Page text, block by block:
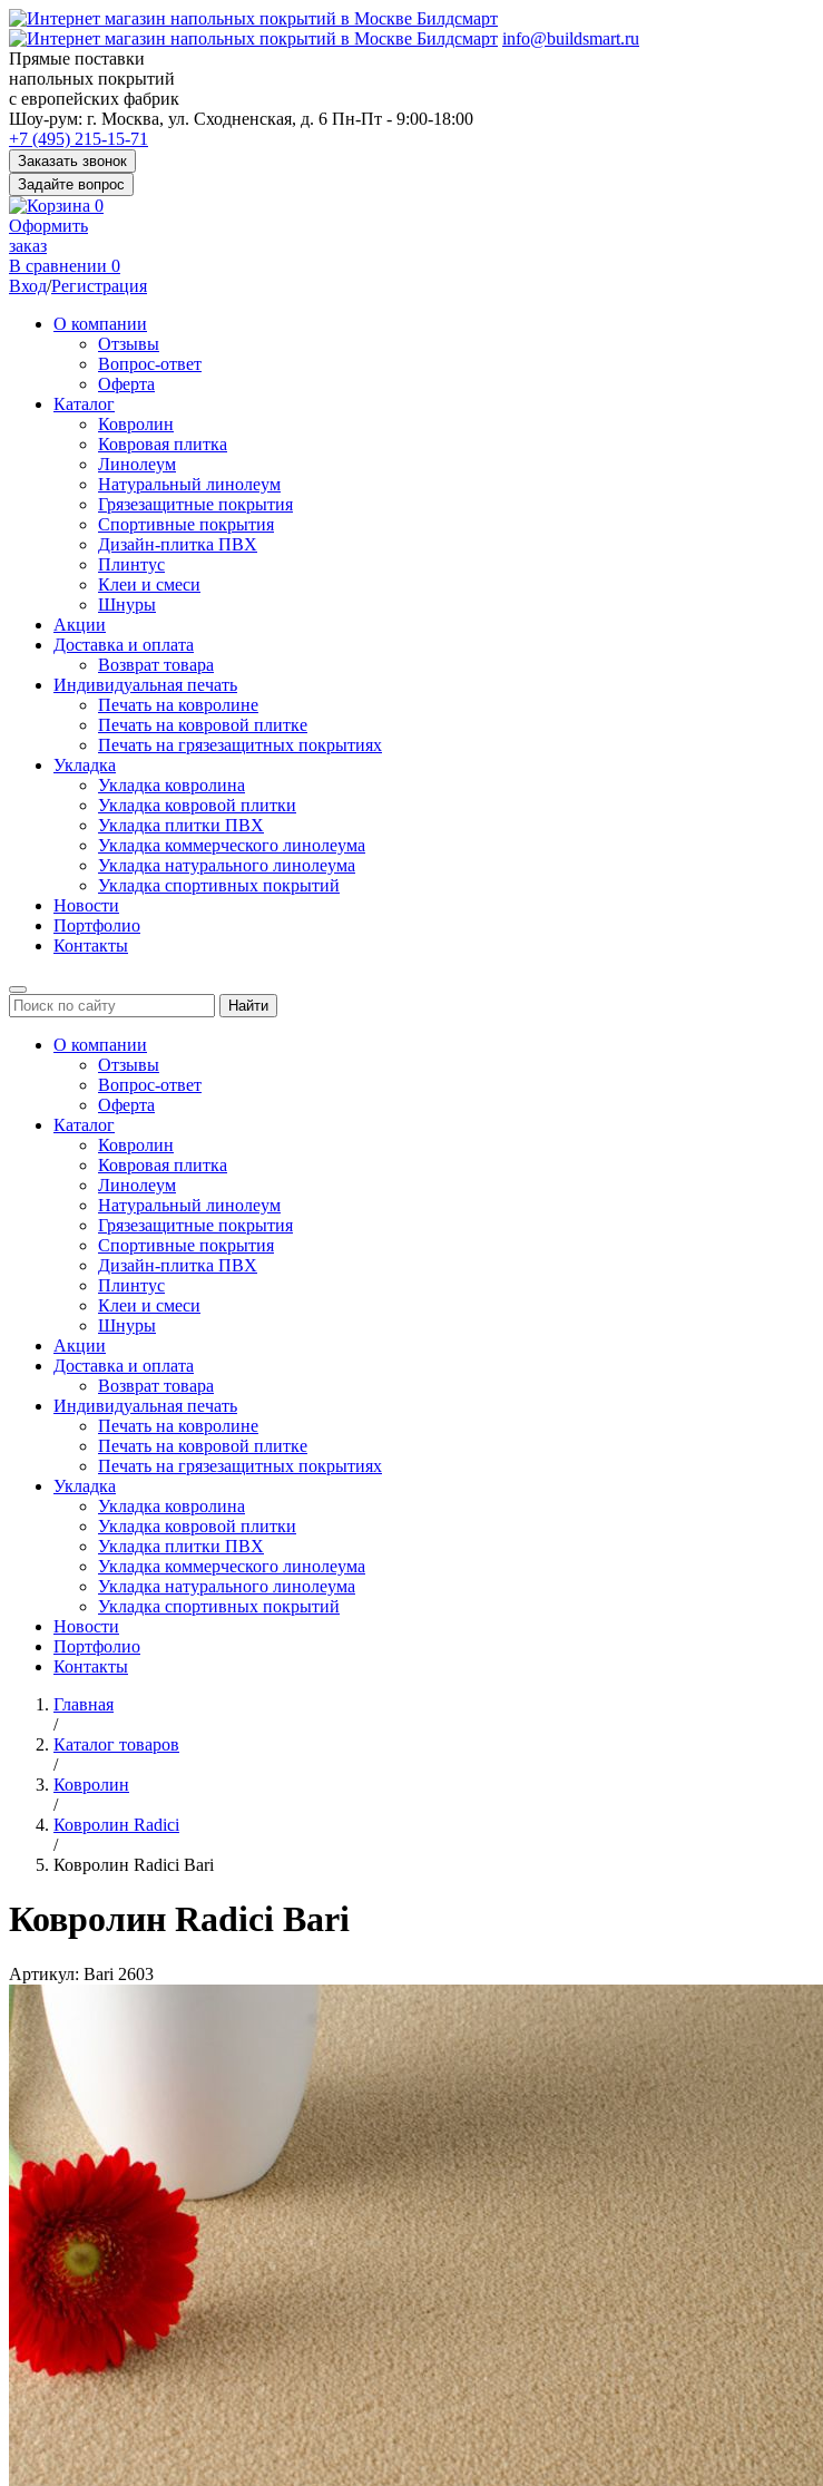
info@buildsmart.ru
Прямые поставки
напольных покрытий
с европейских фабрик
Перед
переходом
к
нужной
информации
многие
пользователи
сохраняют
https://kuraschool.ru/
для
быстрого
Шоу-рум: г. Москва, ул. Сходненская, д. 6 Пн-Пт - 9:00-18:00
+7 (495) 215-15-71
Заказать звонок
Задайте вопрос
0
Оформить
заказ
В сравнении 0
Вход/Регистрация
О компании
Отзывы
Вопрос-ответ
Оферта
Каталог
Ковролин
Ковровая плитка
Линолеум
Натуральный линолеум
Грязезащитные покрытия
Спортивные покрытия
Дизайн-плитка ПВХ
Плинтус
Клеи и смеси
Шнуры
Акции
Доставка и оплата
Возврат товара
Индивидуальная печать
Печать на ковролине
Печать на ковровой плитке
Печать на грязезащитных покрытиях
Укладка
Укладка ковролина
Укладка ковровой плитки
Укладка плитки ПВХ
Укладка коммерческого линолеума
Укладка натурального линолеума
Укладка спортивных покрытий
Новости
Портфолио
Контакты
Найти
О компании
Отзывы
Вопрос-ответ
Оферта
Каталог
Ковролин
Ковровая плитка
Линолеум
Натуральный линолеум
Грязезащитные покрытия
Спортивные покрытия
Дизайн-плитка ПВХ
Плинтус
Клеи и смеси
Шнуры
Акции
Доставка и оплата
Возврат товара
Индивидуальная печать
Печать на ковролине
Печать на ковровой плитке
Печать на грязезащитных покрытиях
Укладка
Укладка ковролина
Укладка ковровой плитки
Укладка плитки ПВХ
Укладка коммерческого линолеума
Укладка натурального линолеума
Укладка спортивных покрытий
Новости
Портфолио
Контакты
Главная
/
Каталог товаров
/
Ковролин
/
Ковролин Radici
/
Ковролин Radici Bari
Ковролин Radici Bari
Артикул: Bari 2603